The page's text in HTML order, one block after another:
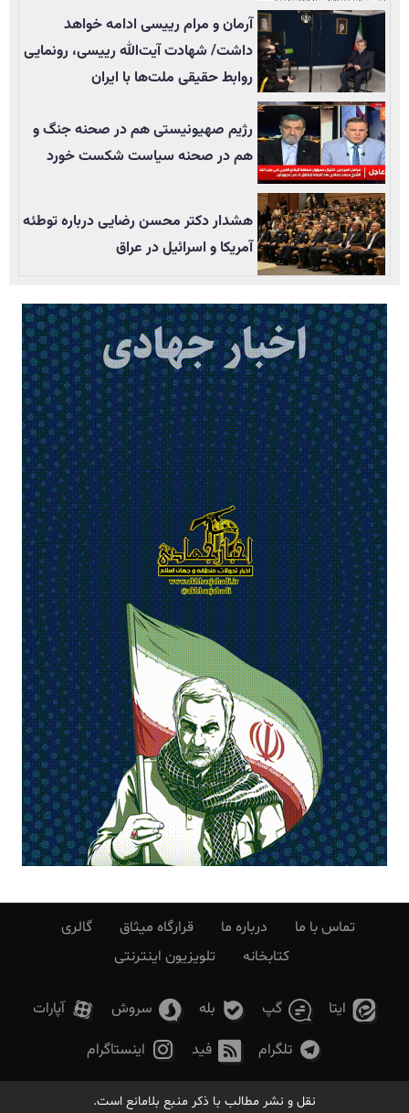
آرمان و مرام رییسی ادامه خواهد
داشت/ شهادت آیت‌الله رییسی، رونمایی
روابط حقیقی ملت‌ها با ایران
رژیم صهیونیستی هم در صحنه جنگ و
هم در صحنه سیاست شکست خورد
هشدار دکتر محسن رضایی درباره توطئه
آمریکا و اسرائیل در عراق
تماس با ما درباره ما قرارگاه میثاق
گالری
کتابخانه
تلویزیون اینترنتی
ایتا گپ بله سروش
آپارات
تلگرام
فید اینستاگرام
نقل و نشر مطالب با ذکر منبع بلامانع است.